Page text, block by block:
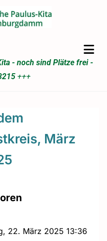
- noch sind Plätze frei -
+++
März
22. März 2025 13:36